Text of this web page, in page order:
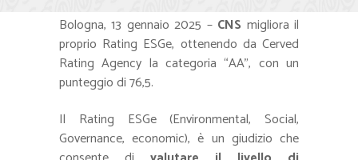
Bologna, 13 gennaio 2025 – CNS migliora il
proprio Rating ESGe, ottenendo da Cerved
Rating Agency la categoria “AA”, con un
punteggio di 76,5.
Il Rating ESGe (Environmental, Social,
Governance, economic), è un giudizio che